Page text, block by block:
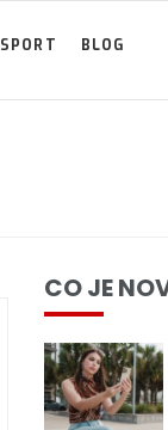
SPORT BLOG
CO JE